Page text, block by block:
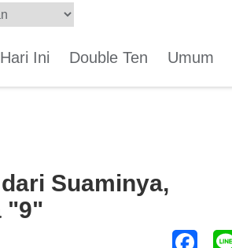
Ini Double Ten Umum
Suaminya,
"9"